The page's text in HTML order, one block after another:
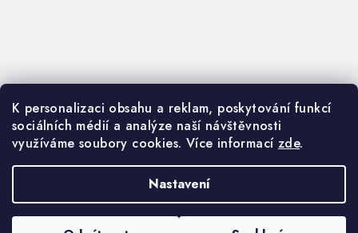
K personalizaci obsahu a reklam, poskytování funkcí
sociálních médií a analýze naší návštěvnosti
využíváme soubory cookies. Více informací zde.
Nastavení
VOP
GDPR
Copyright 2026Woody Crafts B2B. Všechna práva
vyhrazena.Upravit nastavení cookies